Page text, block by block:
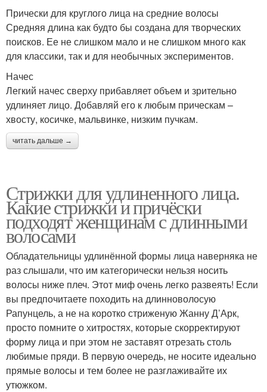
Прически для круглого лица на средние волосы
Средняя длина как будто бы создана для творческих
поисков. Ее не слишком мало и не слишком много как
для классики, так и для необычных экспериментов.
Начес
Легкий начес сверху прибавляет объем и зрительно
удлиняет лицо. Добавляй его к любым прическам –
хвосту, косичке, мальвинке, низким пучкам.
читать дальше →
Стрижки для удлиненного лица.
Какие стрижки и причёски
подходят женщинам с длинными
волосами
Обладательницы удлинённой формы лица наверняка не
раз слышали, что им категорически нельзя носить
волосы ниже плеч. Этот миф очень легко развеять! Если
вы предпочитаете походить на длинноволосую
Рапунцель, а не на коротко стриженую Жанну Д’Арк,
просто помните о хитростях, которые скорректируют
форму лица и при этом не заставят отрезать столь
любимые пряди. В первую очередь, не носите идеально
прямые волосы и тем более не разглаживайте их
утюжком.